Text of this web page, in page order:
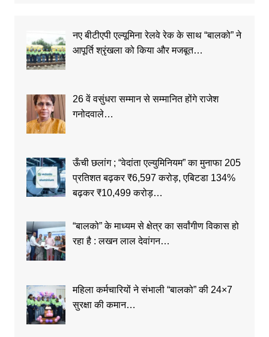
नए बीटीएपी एल्यूमिना रेलवे रेक के साथ “बालको” ने
आपूर्ति श्रृंखला को किया और मजबूत…
26 वें वसुंधरा सम्मान से सम्मानित होंगे राजेश
गनोदवाले…
ऊँची छलांग ; “वेदांता एल्युमिनियम” का मुनाफा 205
प्रतिशत बढ़कर ₹6,597 करोड़, एबिटडा 134%
बढ़कर ₹10,499 करोड़…
“बालको” के माध्यम से क्षेत्र का सर्वांगीण विकास हो
रहा है : लखन लाल देवांगन…
महिला कर्मचारियों ने संभाली “बालको” की 24×7
सुरक्षा की कमान…